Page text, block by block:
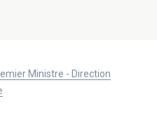
Ministre - Direction